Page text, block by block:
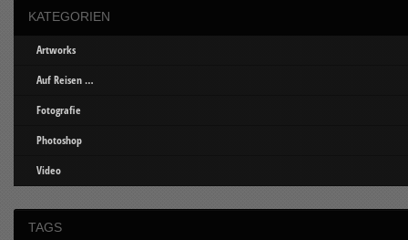
KATEGORIEN
Artworks
Auf Reisen …
Fotografie
Photoshop
Video
TAGS